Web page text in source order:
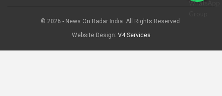
© 2026 - News On Radar India. All Rights Reserved.
Website Design: V4 Services